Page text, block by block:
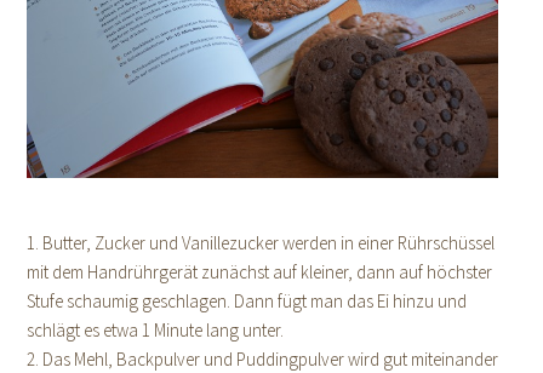
1. Butter, Zucker und Vanillezucker werden in einer Rührschüssel
mit dem Handrührgerät zunächst auf kleiner, dann auf höchster
Stufe schaumig geschlagen. Dann fügt man das Ei hinzu und
schlägt es etwa 1 Minute lang unter.
2. Das Mehl, Backpulver und Puddingpulver wird gut miteinander